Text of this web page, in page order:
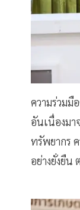
ความร่วมมื
อันเนื่องมา
ทรัพยากร
อย่างยั่งยื